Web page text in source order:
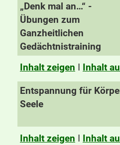
„Denk mal an…“ -
Übungen zum
Ganzheitlichen
Gedächtnistraining
Inhalt zeigen I Inhalt
Entspannung für
Seele
Inhalt zeigen I Inhalt